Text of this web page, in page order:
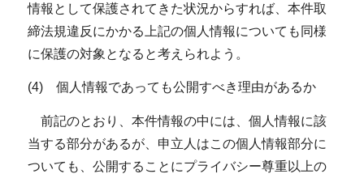
情報として保護されてきた状況からすれば、本件取
締法規違反にかかる上記の個人情報についても同様
に保護の対象となると考えられよう。
(4) 個人情報であっても公開すべき理由があるか
前記のとおり、本件情報の中には、個人情報に該
当する部分があるが、申立人はこの個人情報部分に
ついても、公開することにプライバシー尊重以上の